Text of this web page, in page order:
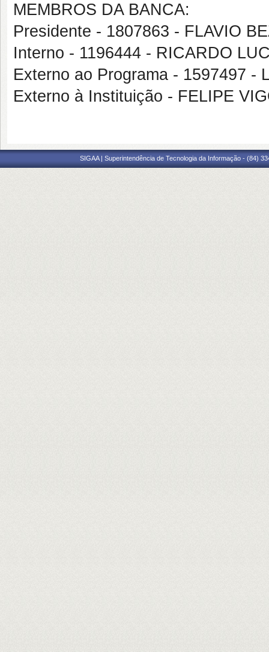
MEMBROS DA BANCA:
Presidente - 1807863 - FLAVIO
Interno - 1196444 - RICARDO
Externo ao Programa - 1597497 -
Externo à Instituição - FELIPE
SIGAA | Superintendência de Tecnologia da Informação - (84)